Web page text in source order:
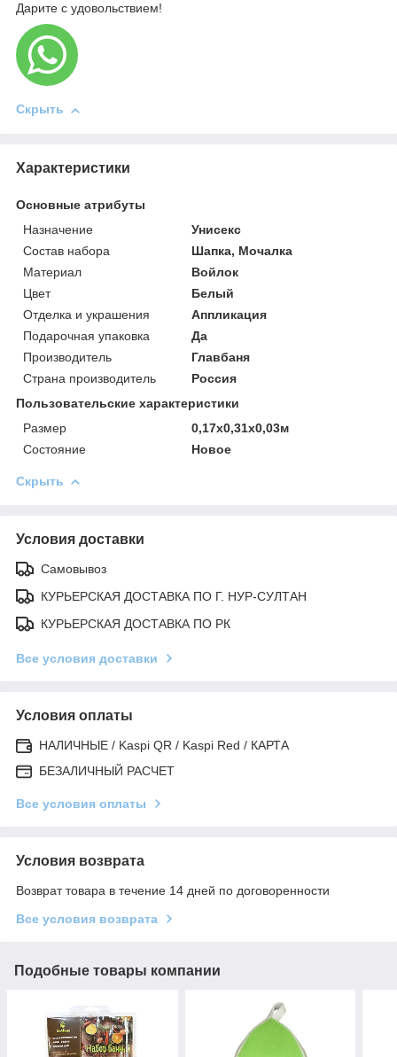
Дарите с удовольствием!
Скрыть
Характеристики
Основные атрибуты
Назначение
Унисекс
Состав набора
Шапка, Мочалка
Материал
Войлок
Цвет
Белый
Отделка и украшения
Аппликация
Подарочная упаковка
Да
Производитель
Главбаня
Страна производитель
Россия
Пользовательские характеристики
Размер
0,17х0,31х0,03м
Состояние
Новое
Скрыть
Условия доставки
Самовывоз
КУРЬЕРСКАЯ ДОСТАВКА ПО Г. НУР-СУЛТАН
КУРЬЕРСКАЯ ДОСТАВКА ПО РК
Все условия доставки
Условия оплаты
НАЛИЧНЫЕ / Kaspi QR / Kaspi Red / КАРТА
БЕЗАЛИЧНЫЙ РАСЧЕТ
Все условия оплаты
Условия возврата
Возврат товара в течение 14 дней по договоренности
Все условия возврата
Подобные товары компании